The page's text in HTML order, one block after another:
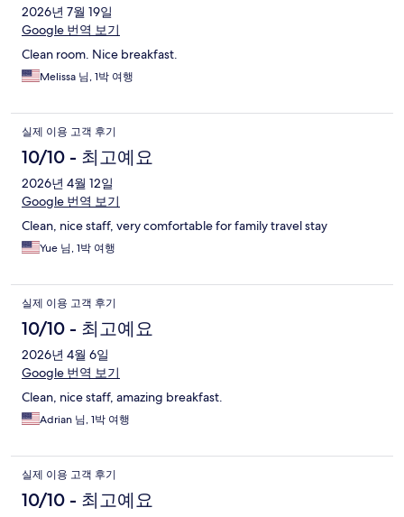
2026년 7월 19일
Google 번역 보기
Clean room. Nice breakfast.
Melissa 님, 1박 여행
실제 이용 고객 후기
10/10 - 최고예요
2026년 4월 12일
Google 번역 보기
Clean, nice staff, very comfortable for family travel stay
Yue 님, 1박 여행
실제 이용 고객 후기
10/10 - 최고예요
2026년 4월 6일
Google 번역 보기
Clean, nice staff, amazing breakfast.
Adrian 님, 1박 여행
실제 이용 고객 후기
10/10 - 최고예요